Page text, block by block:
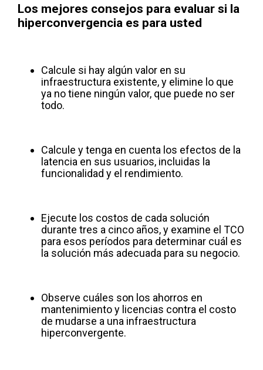
Los mejores consejos para evaluar si la
hiperconvergencia es para usted
Calcule si hay algún valor en su
infraestructura existente, y elimine lo que
ya no tiene ningún valor, que puede no ser
todo.
Calcule y tenga en cuenta los efectos de la
latencia en sus usuarios, incluidas la
funcionalidad y el rendimiento.
Ejecute los costos de cada solución
durante tres a cinco años, y examine el TCO
para esos períodos para determinar cuál es
la solución más adecuada para su negocio.
Observe cuáles son los ahorros en
mantenimiento y licencias contra el costo
de mudarse a una infraestructura
hiperconvergente.